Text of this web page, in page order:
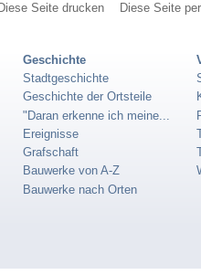
Diese Seite drucken Diese Seite
Geschichte
Stadtgeschichte
Geschichte der Ortsteile
"Daran erkenne ich meine...
Ereignisse
Grafschaft
Bauwerke von A-Z
Bauwerke nach Orten